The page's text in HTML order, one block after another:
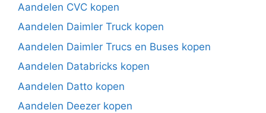
Aandelen CVC kopen
Aandelen Daimler Truck kopen
Aandelen Daimler Trucs en Buses kopen
Aandelen Databricks kopen
Aandelen Datto kopen
Aandelen Deezer kopen